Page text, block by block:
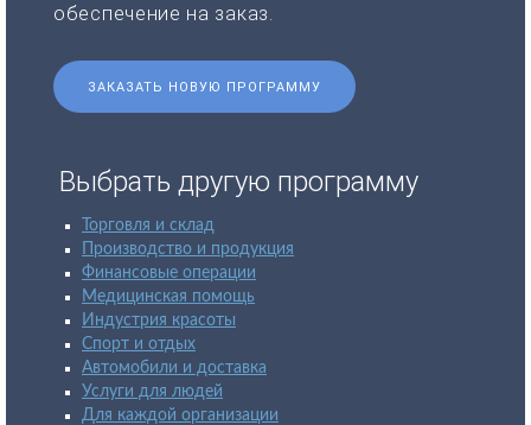
обеспечение на заказ.
ЗАКАЗАТЬ НОВУЮ ПРОГРАММУ
Выбрать другую программу
Торговля и склад
Производство и продукция
Финансовые операции
Медицинская помощь
Индустрия красоты
Спорт и отдых
Автомобили и доставка
Услуги для людей
Для каждой организации